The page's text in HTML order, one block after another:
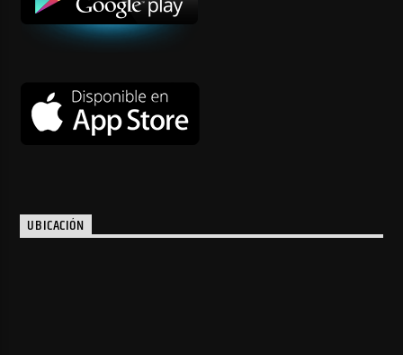
UBICACIÓN